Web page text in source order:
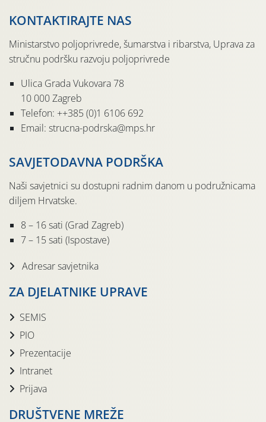
KONTAKTIRAJTE NAS
Ministarstvo poljoprivrede, šumarstva i ribarstva, Uprava za
stručnu podršku razvoju poljoprivrede
Ulica Grada Vukovara 78
10 000 Zagreb
Telefon: ++385 (0)1 6106 692
Email: strucna-podrska@mps.hr
SAVJETODAVNA PODRŠKA
Naši savjetnici su dostupni radnim danom u podružnicama
diljem Hrvatske.
8 – 16 sati (Grad Zagreb)
7 – 15 sati (Ispostave)
Adresar savjetnika
ZA DJELATNIKE UPRAVE
SEMIS
PIO
Prezentacije
Intranet
Prijava
DRUŠTVENE MREŽE